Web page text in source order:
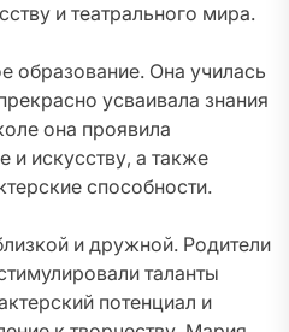
и театрального мира.
образование. Она училась
усваивала знания
она проявила
и искусству, а также
способности.
и дружной. Родители
таланты
потенциал и